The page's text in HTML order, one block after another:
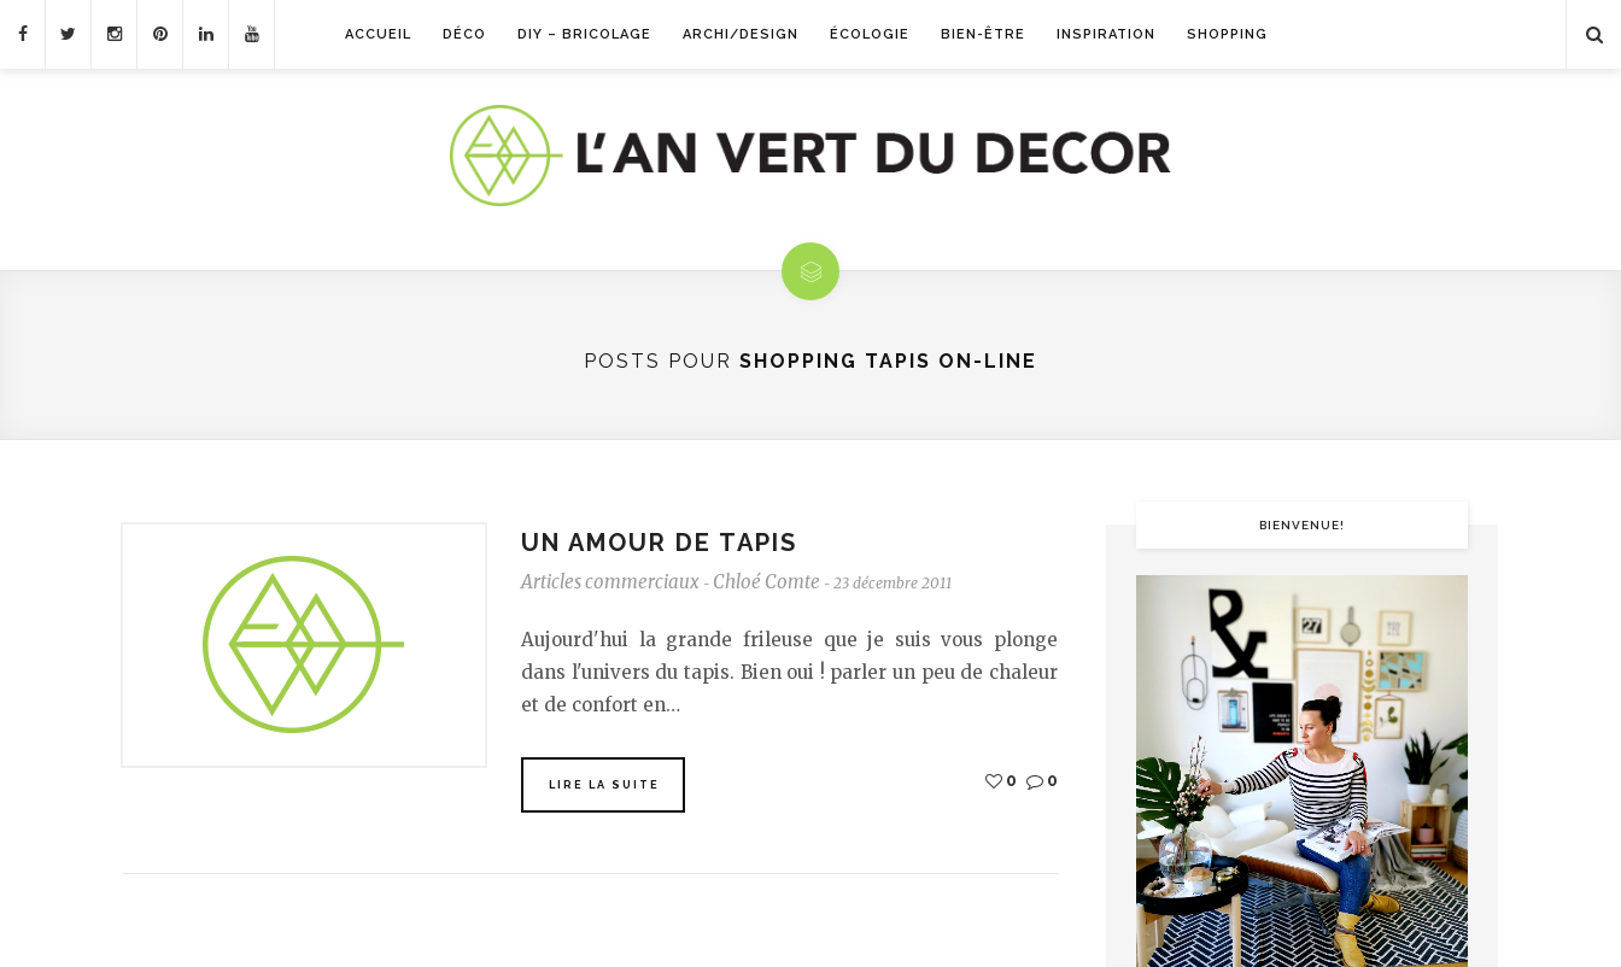
ACCUEIL DÉCO DIY – BRICOLAGE ARCHI/DESIGN ÉCOLOGIE BIEN-ÊTRE INSPIRATION SHOPPING
POSTS POUR SHOPPING TAPIS ON-LINE
UN AMOUR DE TAPIS
Articles commerciaux - Chloé Comte - 23 décembre 2011
Aujourd'hui la grande frileuse que je suis vous plonge
dans l'univers du tapis. Bien oui ! parler un peu de chaleur
et de confort en…
LIRE LA SUITE 0 0
BIENVENUE!